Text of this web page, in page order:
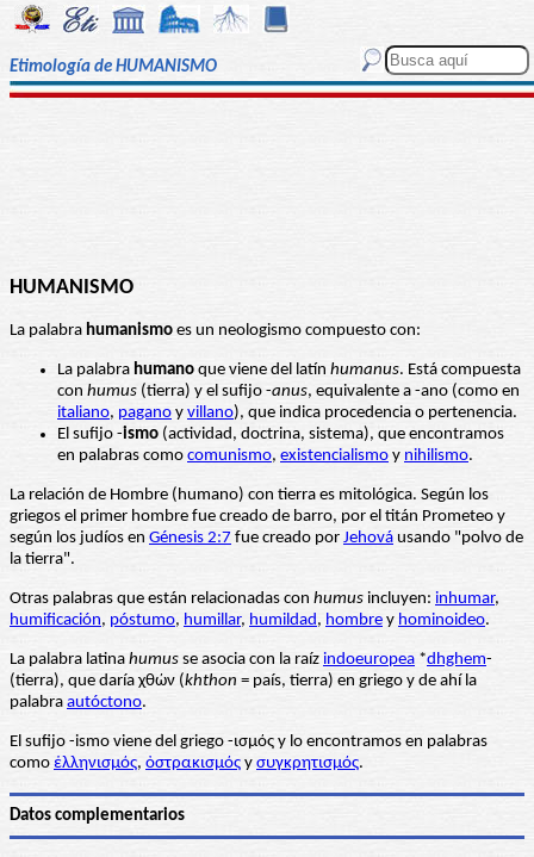
Etimología de HUMANISMO
HUMANISMO
La palabra humanismo es un neologismo compuesto con:
La palabra humano que viene del latín humanus. Está compuesta
con humus (tierra) y el sufijo -anus, equivalente a -ano (como en
italiano, pagano y villano), que indica procedencia o pertenencia.
El sufijo -ismo (actividad, doctrina, sistema), que encontramos
en palabras como comunismo, existencialismo y nihilismo.
La relación de Hombre (humano) con tierra es mitológica. Según los
griegos el primer hombre fue creado de barro, por el titán Prometeo y
según los judíos en Génesis 2:7 fue creado por Jehová usando "polvo de
la tierra".
Otras palabras que están relacionadas con humus incluyen: inhumar,
humificación, póstumo, humillar, humildad, hombre y hominoideo.
La palabra latina humus se asocia con la raíz indoeuropea *dhghem-
(tierra), que daría χθών (khthon = país, tierra) en griego y de ahí la
palabra autóctono.
El sufijo -ismo viene del griego -ισμός y lo encontramos en palabras
como ἑλληνισμός, ὀστρακισμός y συγκρητισμός.
Datos complementarios